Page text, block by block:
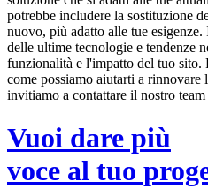
potrebbe includere la sostituzione
nuovo, più adatto alle tue
delle ultime tecnologie e tendenze
funzionalità e l'impatto del tuo
come possiamo aiutarti a rinnovare
invitiamo a contattare il nostro
Vuoi dare più
voce al tuo